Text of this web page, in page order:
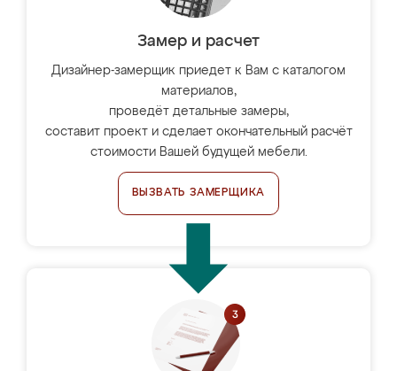
Замер и расчет
Дизайнер-замерщик приедет к Вам с каталогом
материалов,
проведёт детальные замеры,
составит проект и сделает окончательный расчёт
стоимости Вашей будущей мебели.
ВЫЗВАТЬ ЗАМЕРЩИКА